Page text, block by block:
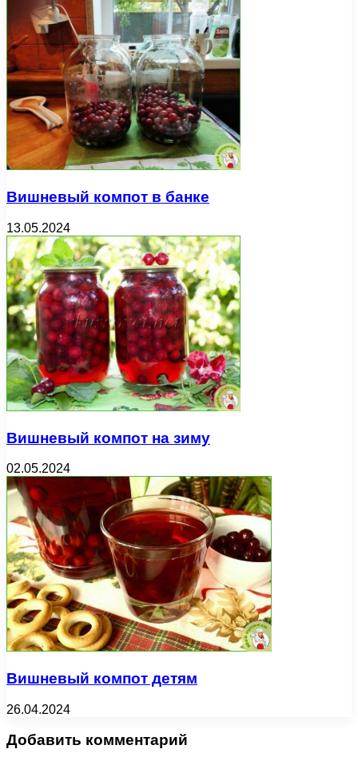
Вишневый компот в банке
13.05.2024
Вишневый компот на зиму
02.05.2024
Вишневый компот детям
26.04.2024
Добавить комментарий